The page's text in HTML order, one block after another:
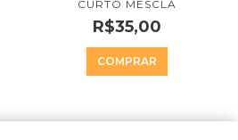
CURTO MESCLA
R$35,00
COMPRAR